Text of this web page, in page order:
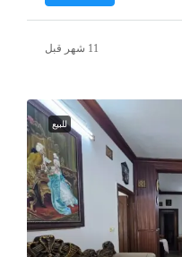
للبيع